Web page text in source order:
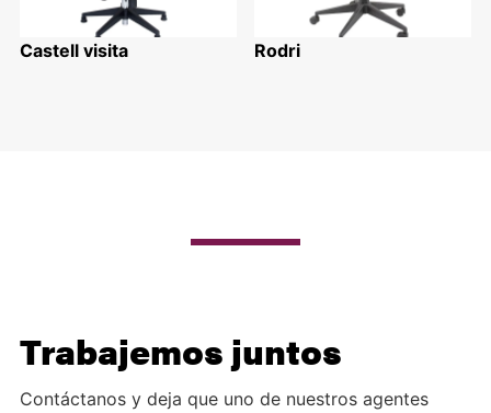
Castell visita Rodri
Trabajemos juntos
Contáctanos y deja que uno de nuestros agentes